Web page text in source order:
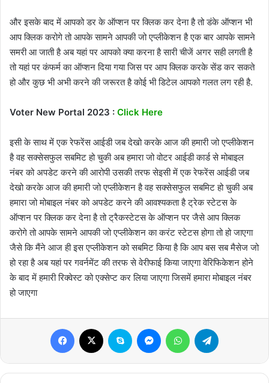
और इसके बाद में आपको डर के ऑप्शन पर क्लिक कर देना है तो डंके ऑप्शन भी
आप क्लिक करोगे तो आपके सामने आपकी जो एप्लीकेशन है एक बार आपके सामने
समरी आ जाती है अब यहां पर आपको क्या करना है सारी चीजें अगर सही लगती है
तो यहां पर कंफर्म का ऑप्शन दिया गया जिस पर आप क्लिक करके सेंड कर सकते
हो और कुछ भी अभी करने की जरूरत है कोई भी डिटेल आपको गलत लग रही है.
Voter New Portal 2023 : Click Here
इसी के साथ में एक रेफरेंस आईडी जब देखो करके आज की हमारी जो एप्लीकेशन
है वह सक्सेसफुल सबमिट हो चुकी अब हमारा जो वोटर आईडी कार्ड से मोबाइल
नंबर को अपडेट करने की आरोपी उसकी तरफ सेइसी में एक रेफरेंस आईडी जब
देखो करके आज की हमारी जो एप्लीकेशन है वह सक्सेसफुल सबमिट हो चुकी अब
हमारा जो मोबाइल नंबर को अपडेट करने की आवश्यकता है ट्रेक स्टेटस के
ऑप्शन पर क्लिक कर देना है तो ट्रैकस्टेटस के ऑप्शन पर जैसे आप क्लिक
करोगे तो आपके सामने आपकी जो एप्लीकेशन का करंट स्टेटस होगा तो हो जाएगा
जैसे कि मैंने आज ही इस एप्लीकेशन को सबमिट किया है कि आप बस सब मैसेज जो
हो रहा है अब यहां पर गवर्नमेंट की तरफ से वेरीफाई किया जाएगा वेरिफिकेशन होने
के बाद में हमारी रिक्वेस्ट को एक्सेप्ट कर लिया जाएगा जिसमें हमारा मोबाइल नंबर
हो जाएगा
Facebook Skype MessengerWhatsApp